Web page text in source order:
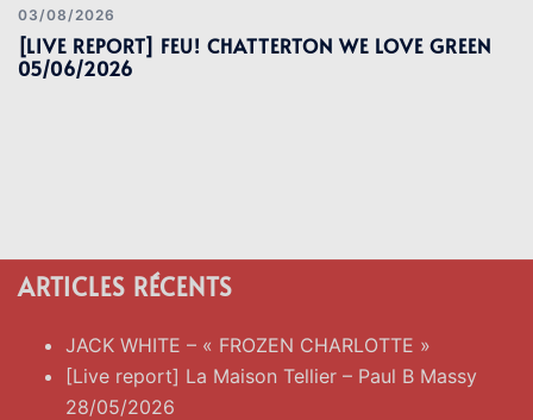
03/08/2026
[LIVE REPORT] FEU! CHATTERTON WE LOVE GREEN
05/06/2026
ARTICLES RÉCENTS
JACK WHITE – « FROZEN CHARLOTTE »
[Live report] La Maison Tellier – Paul B Massy
28/05/2026